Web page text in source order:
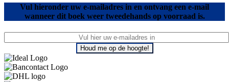
Vul hieronder uw e-mailadres in en ontvang een e-mail
wanneer dit boek weer tweedehands op voorraad is.
Houd me op de hoogte!